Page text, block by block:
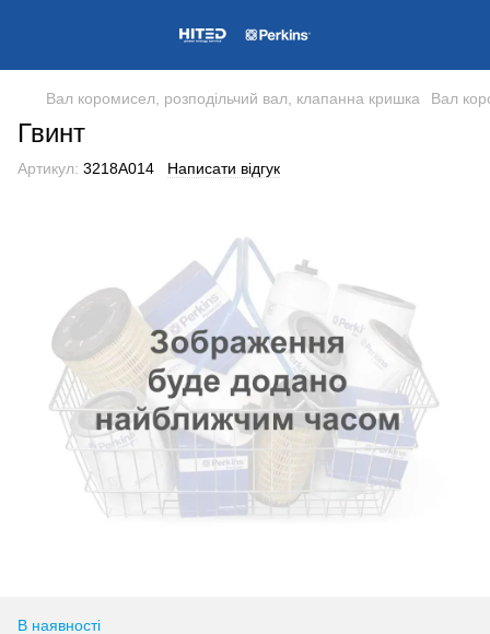
Вал коромисел, розподільчий вал, клапанна кришка Вал
Гвинт
Артикул: 3218A014 Написати відгук
В наявності